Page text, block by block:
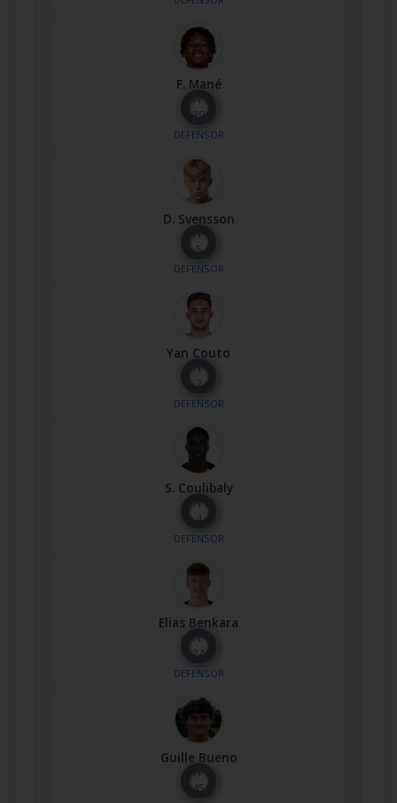
F. Mané
Nº
39
DEFENSOR
D. Svensson
Nº
5
DEFENSOR
Yan Couto
Nº
2
DEFENSOR
S. Coulibaly
Nº
4
DEFENSOR
Elias Benkara
Nº
24
DEFENSOR
Guille Bueno
Nº
45